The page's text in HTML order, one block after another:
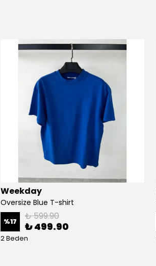
Weekday
Oversize Blue T-shirt
%17 ₺ 599.90
₺ 499.90
2 Beden